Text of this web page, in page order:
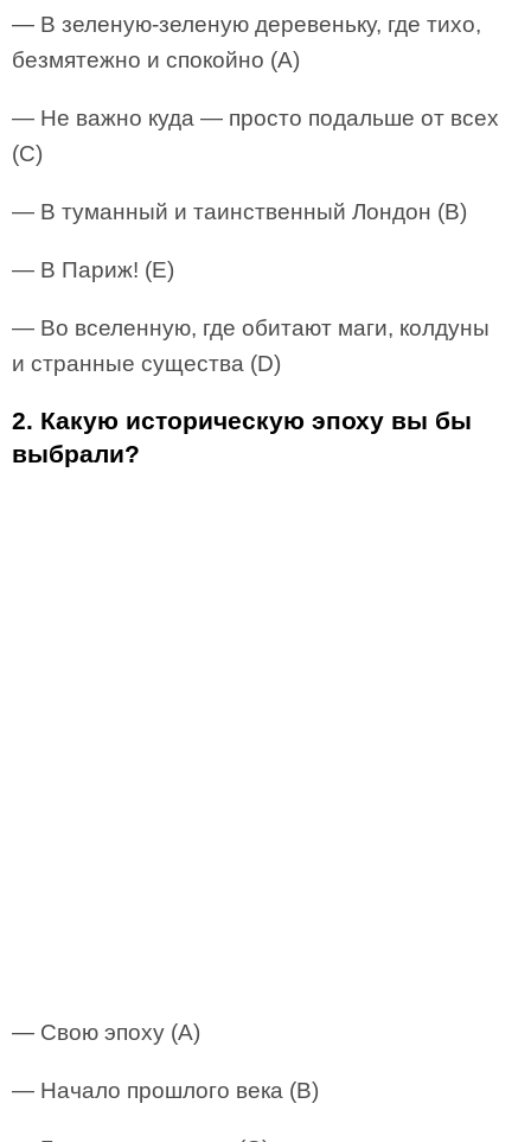
— В зеленую-зеленую деревеньку, где тихо,
безмятежно и спокойно (А)
— Не важно куда — просто подальше от всех
(С)
— В туманный и таинственный Лондон (В)
— В Париж! (E)
— Во вселенную, где обитают маги, колдуны
и странные существа (D)
2. Какую историческую эпоху вы бы
выбрали?
— Свою эпоху (А)
— Начало прошлого века (В)